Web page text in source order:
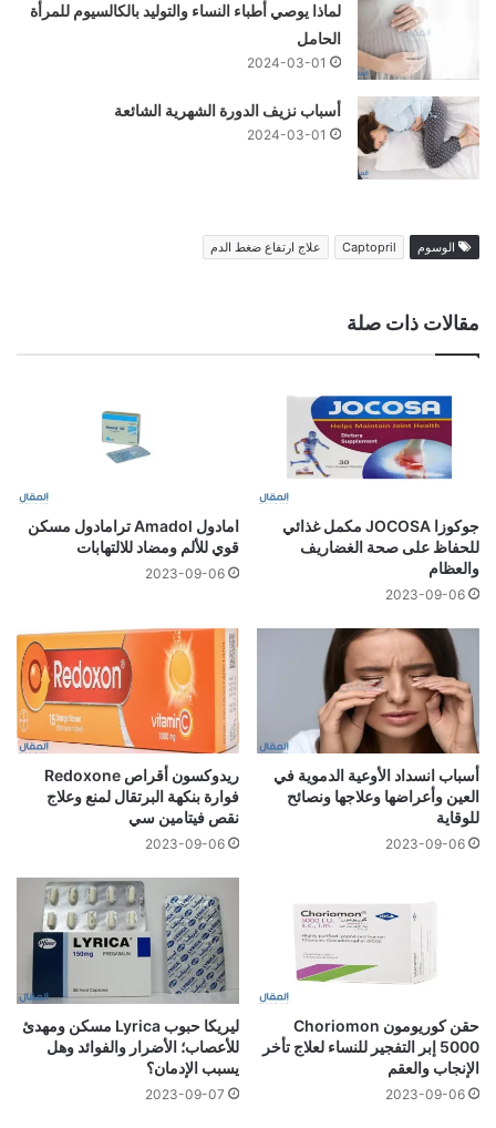
لماذا يوصي أطباء النساء والتوليد بالكالسيوم للمرأة
الحامل
2024-03-01
أسباب نزيف الدورة الشهرية الشائعة
2024-03-01
الوسوم Captopril علاج ارتفاع ضغط الدم
مقالات ذات صلة
جوكوزا JOCOSA مكمل غذائي
للحفاظ على صحة الغضاريف
والعظام
2023-09-06
امادول Amadol ترامادول مسكن
قوي للألم ومضاد للالتهابات
2023-09-06
أسباب انسداد الأوعية الدموية في
العين وأعراضها وعلاجها ونصائح
للوقاية
2023-09-06
ريدوكسون أقراص Redoxone
فوارة بنكهة البرتقال لمنع وعلاج
نقص فيتامين سي
2023-09-06
حقن كوريومون Choriomon
5000 إبر التفجير للنساء لعلاج تأخر
الإنجاب والعقم
2023-09-06
ليريكا حبوب Lyrica مسكن ومهدئ
للأعصاب؛ الأضرار والفوائد وهل
يسبب الإدمان؟
2023-09-07